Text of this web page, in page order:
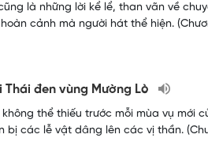
là những lời kể lể, than vãn về
cảnh mà người hát thể hiện.
đen vùng Mường Lò
thể thiếu trước mỗi mùa vụ mới
bị các lễ vật dâng lên các vị thần.